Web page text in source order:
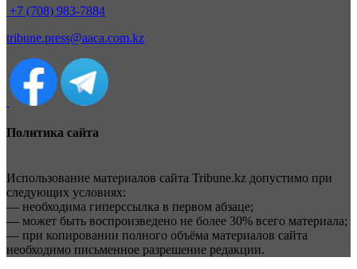
+7 (708) 983-7884
tribune.press@aaca.com.kz
Политика сайта
Использование материалов сайта Tribune.kz допустимо при
следующих условиях:
— необходима гиперссылка в первом абзаце;
— может быть воспроизведено не более 30% всего материала;
— при копировании полного объёма материалов сайта
необходимо письменное разрешение редакции.